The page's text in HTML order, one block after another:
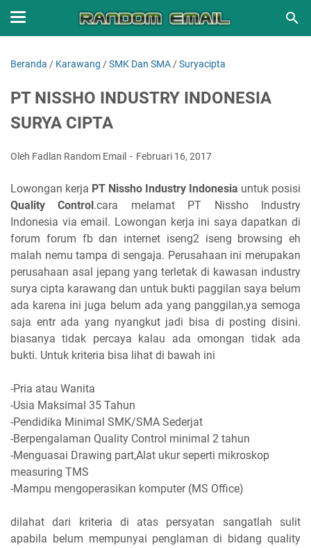
Beranda / Karawang /SMK Dan SMA /Suryacipta
PT NISSHO INDUSTRY INDONESIA
SURYA CIPTA
Oleh Fadlan Random Email Februari 16, 2017
Lowongan kerja PT Nissho Industry Indonesia untuk posisi
Quality Control.cara melamat PT Nissho Industry
Indonesia via email. Lowongan kerja ini saya dapatkan di
forum forum fb dan internet iseng2 iseng browsing eh
malah nemu tampa di sengaja. Perusahaan ini merupakan
perusahaan asal jepang yang terletak di kawasan industry
surya cipta karawang dan untuk bukti paggilan saya belum
ada karena ini juga belum ada yang panggilan,ya semoga
saja entr ada yang nyangkut jadi bisa di posting disini.
biasanya tidak percaya kalau ada omongan tidak ada
bukti. Untuk kriteria bisa lihat di bawah ini
-Pria atau Wanita
-Usia Maksimal 35 Tahun
-Pendidika Minimal SMK/SMA Sederjat
-Berpengalaman Quality Control minimal 2 tahun
-Menguasai Drawing part,Alat ukur seperti mikroskop
measuring TMS
-Mampu mengoperasikan komputer (MS Office)
dilahat dari kriteria di atas persyatan sangatlah sulit
apabila belum mempunyai penglaman di bidang quality